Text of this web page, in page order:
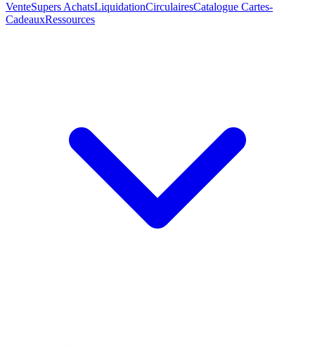
VenteSupers AchatsLiquidationCirculairesCatalogue Cartes-
CadeauxRessources